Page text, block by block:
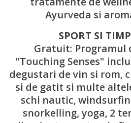
Ayurveda si
SPORT SI
Gratuit: Programul
"Touching Senses"
degustari de vin si rom,
si de gatit si multe
schi nautic,
snorkelling, yoga, 2